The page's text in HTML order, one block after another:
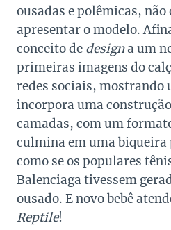
ousadas e polêmicas, não
apresentar o modelo.
conceito de designa um
primeiras imagens do
redes sociais, mostrando
incorpora uma
camadas, com um
culmina em uma biqueira
como se os populares
Balenciaga tivessem
ousado. E novo bebê
Reptile!